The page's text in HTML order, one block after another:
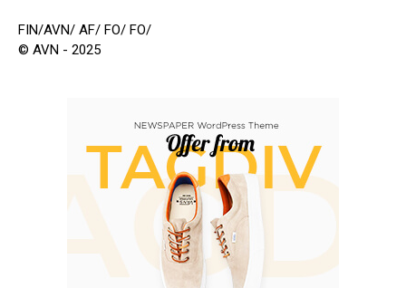
FIN/AVN/ AF/ FO/ FO/
© AVN - 2025